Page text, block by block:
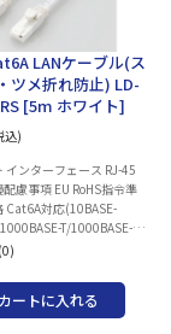
LANケーブル(ス
ツメ折れ防止) LD-
[5m ホワイト]
込)
インターフェース RJ-45
慮事項 EU RoHS指令準
Cat6A対応(10BASE-
T/1000BASE-
応) 伝送速度 10Gbps 伝
ーブル太さ 約6.5mm 芯数
レート結線 ヨリ対芯線
ーブル) ○ シールド 無し
(0)
カートに入れる